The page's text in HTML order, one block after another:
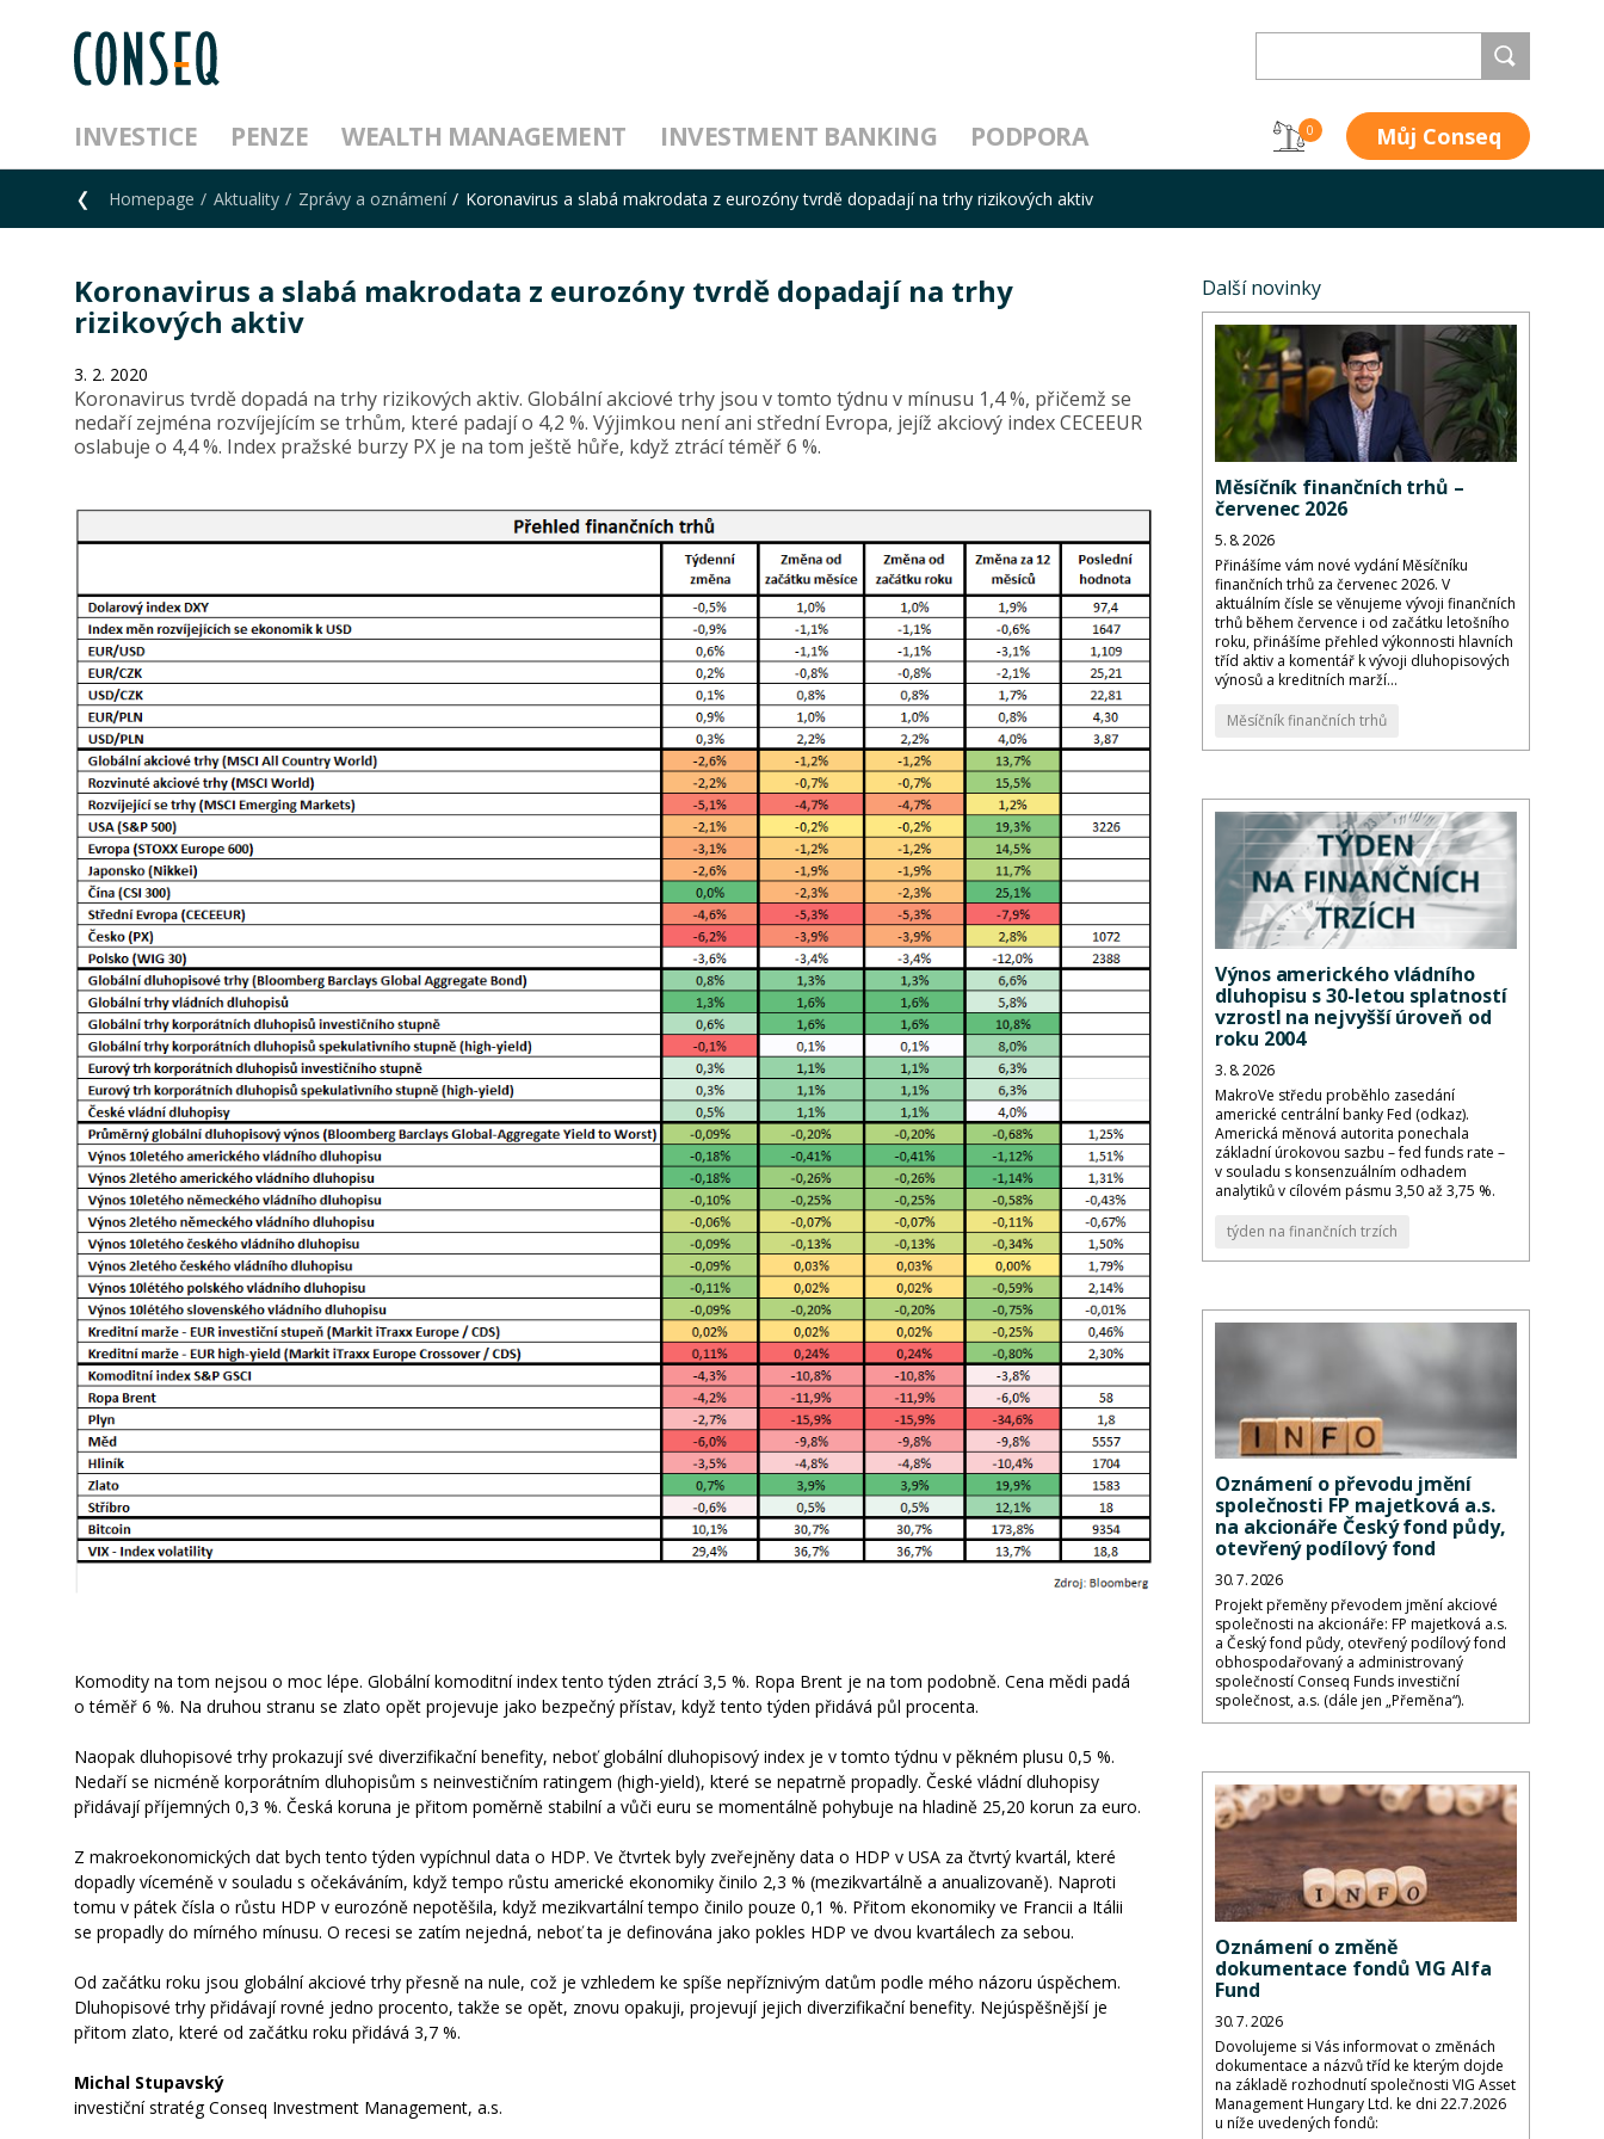
INVESTICE PENZE WEALTH MANAGEMENT INVESTMENT BANKING PODPORA 0 Můj Conseq
Homepage Aktuality Zprávy a oznámení Koronavirus a slabá makrodata z eurozóny tvrdě dopadají na trhy rizikových aktiv
Koronavirus a slabá makrodata z eurozóny tvrdě dopadají na trhy
rizikových aktiv
3. 2. 2020
Koronavirus tvrdě dopadá na trhy rizikových aktiv. Globální akciové trhy jsou v tomto týdnu v mínusu 1,4 %, přičemž se
nedaří zejména rozvíjejícím se trhům, které padají o 4,2 %. Výjimkou není ani střední Evropa, jejíž akciový index CECEEUR
oslabuje o 4,4 %. Index pražské burzy PX je na tom ještě hůře, když ztrácí téměř 6 %.
Komodity na tom nejsou o moc lépe. Globální komoditní index tento týden ztrácí 3,5 %. Ropa Brent je na tom podobně. Cena mědi padá
o téměř 6 %. Na druhou stranu se zlato opět projevuje jako bezpečný přístav, když tento týden přidává půl procenta.
Naopak dluhopisové trhy prokazují své diverzifikační benefity, neboť globální dluhopisový index je v tomto týdnu v pěkném plusu 0,5 %.
Nedaří se nicméně korporátním dluhopisům s neinvestičním ratingem (high-yield), které se nepatrně propadly. České vládní dluhopisy
přidávají příjemných 0,3 %. Česká koruna je přitom poměrně stabilní a vůči euru se momentálně pohybuje na hladině 25,20 korun za euro.
Z makroekonomických dat bych tento týden vypíchnul data o HDP. Ve čtvrtek byly zveřejněny data o HDP v USA za čtvrtý kvartál, které
dopadly víceméně v souladu s očekáváním, když tempo růstu americké ekonomiky činilo 2,3 % (mezikvartálně a anualizovaně). Naproti
tomu v pátek čísla o růstu HDP v eurozóně nepotěšila, když mezikvartální tempo činilo pouze 0,1 %. Přitom ekonomiky ve Francii a Itálii
se propadly do mírného mínusu. O recesi se zatím nejedná, neboť ta je definována jako pokles HDP ve dvou kvartálech za sebou.
Od začátku roku jsou globální akciové trhy přesně na nule, což je vzhledem ke spíše nepříznivým datům podle mého názoru úspěchem.
Dluhopisové trhy přidávají rovné jedno procento, takže se opět, znovu opakuji, projevují jejich diverzifikační benefity. Nejúspěšnější je
přitom zlato, které od začátku roku přidává 3,7 %.
Michal Stupavský
investiční stratég Conseq Investment Management, a.s.
Další novinky
Měsíčník finančních trhů –
červenec 2026
5. 8. 2026
Přinášíme vám nové vydání Měsíčníku
finančních trhů za červenec 2026. V
aktuálním čísle se věnujeme vývoji finančních
trhů během července i od začátku letošního
roku, přinášíme přehled výkonnosti hlavních
tříd aktiv a komentář k vývoji dluhopisových
výnosů a kreditních marží...
Měsíčník finančních trhů
Výnos amerického vládního
dluhopisu s 30-letou splatností
vzrostl na nejvyšší úroveň od
roku 2004
3. 8. 2026
MakroVe středu proběhlo zasedání
americké centrální banky Fed (odkaz).
Americká měnová autorita ponechala
základní úrokovou sazbu – fed funds rate –
v souladu s konsenzuálním odhadem
analytiků v cílovém pásmu 3,50 až 3,75 %.
týden na finančních trzích
Oznámení o převodu jmění
společnosti FP majetková a.s.
na akcionáře Český fond půdy,
otevřený podílový fond
30. 7. 2026
Projekt přeměny převodem jmění akciové
společnosti na akcionáře: FP majetková a.s.
a Český fond půdy, otevřený podílový fond
obhospodařovaný a administrovaný
společností Conseq Funds investiční
společnost, a.s. (dále jen „Přeměna“).
Oznámení o změně
dokumentace fondů VIG Alfa
Fund
30. 7. 2026
Dovolujeme si Vás informovat o změnách
dokumentace a názvů tříd ke kterým dojde
na základě rozhodnutí společnosti VIG Asset
Management Hungary Ltd. ke dni 22.7.2026
u níže uvedených fondů: